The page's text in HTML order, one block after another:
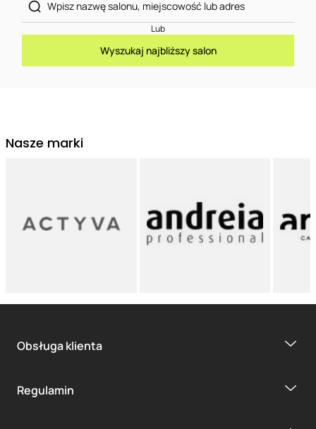
Lub
Wyszukaj najbliższy salon
Nasze marki
Obsługa klienta
Regulamin